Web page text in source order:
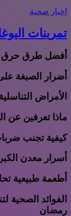
اخبار صحية
تمرينات
أفضل طرق حرق
أضرار الصبغة
الأمراض
ماذا تعرفين عن
كيفية تجنب
أسرار معدن
أطعمة طبيعية
الفوائد الصحية
رمضان